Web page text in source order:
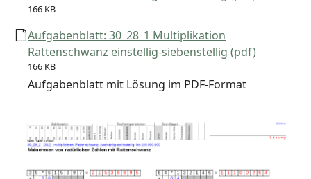
166 KB
Aufgabenblatt: 30_28_1 Multiplikation
Rattenschwanz einstellig-siebenstellig (pdf)
166 KB
Aufgabenblatt mit Lösung im PDF-Format